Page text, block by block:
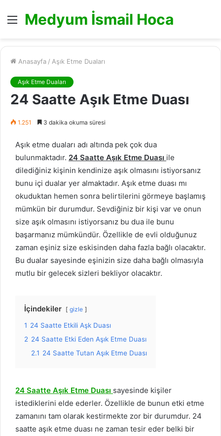
MenüMedyum İsmail Hoca
Anasayfa / Aşık Etme Duaları
Aşık Etme Duaları
24 Saatte Aşık Etme Duası
1.251 3 dakika okuma süresi
Aşık etme duaları adı altında pek çok dua
bulunmaktadır. 24 Saatte Aşık Etme Duası ile
dilediğiniz kişinin kendinize aşık olmasını istiyorsanız
bunu içi dualar yer almaktadır. Aşık etme duası mı
okuduktan hemen sonra belirtilerini görmeye başlamış
mümkün bir durumdur. Sevdiğiniz bir kişi var ve onun
size aşık olmasını istiyorsanız bu dua ile bunu
başarmanız mümkündür. Özellikle de evli olduğunuz
zaman eşiniz size eskisinden daha fazla bağlı olacaktır.
Bu dualar sayesinde eşinizin size daha bağlı olmasıyla
mutlu bir gelecek sizleri bekliyor olacaktır.
İçindekiler gizle
1 24 Saatte Etkili Aşk Duası
2 24 Saatte Etki Eden Aşık Etme Duası
2.1 24 Saatte Tutan Aşık Etme Duası
24 Saatte Aşık Etme Duası sayesinde kişiler
istediklerini elde ederler. Özellikle de bunun etki etme
zamanını tam olarak kestirmekte zor bir durumdur. 24
saatte aşık etme duası ne zaman tesir eder belki bir